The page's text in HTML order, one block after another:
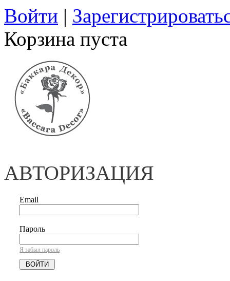
Войти |
Корзина пуста
АВТОРИЗАЦИЯ
Email
Пароль
Я забыл пароль